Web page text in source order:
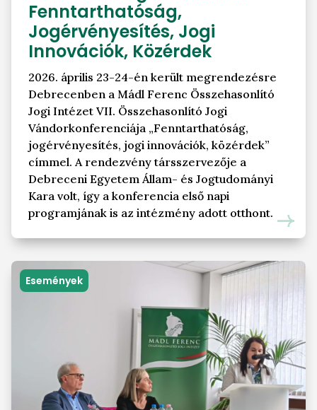
Fenntarthatóság,
Jogérvényesítés, Jogi
Innovációk, Közérdek
2026. április 23-24-én került megrendezésre
Debrecenben a Mádl Ferenc Összehasonlító
Jogi Intézet VII. Összehasonlító Jogi
Vándorkonferenciája „Fenntarthatóság,
jogérvényesítés, jogi innovációk, közérdek”
címmel. A rendezvény társszervezője a
Debreceni Egyetem Állam- és Jogtudományi
Kara volt, így a konferencia első napi
programjának is az intézmény adott otthont.
Események